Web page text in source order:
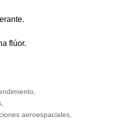
flúor.
aeroespaciales,